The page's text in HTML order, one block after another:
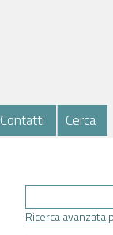
Contatti Cerca
Ricerca avanzata